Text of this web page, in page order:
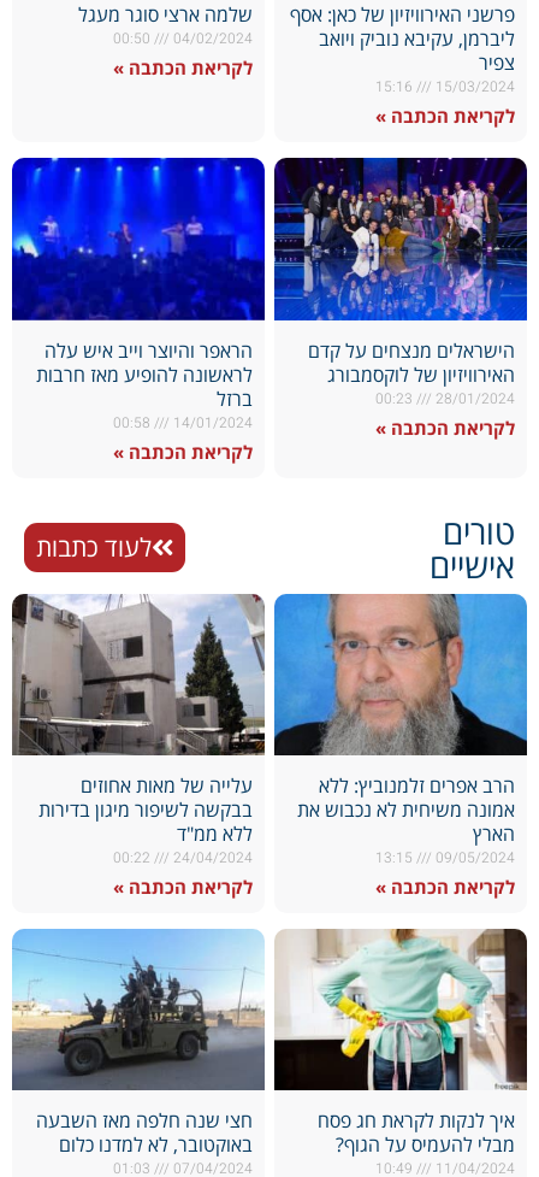
פרשני האירוויזיון של כאן: אסף
ליברמן, עקיבא נוביק ויואב
צפיר
15/03/2024
לקריאת הכתבה »
שלמה ארצי סוגר מעגל
04/02/2024
לקריאת הכתבה »
הישראלים מנצחים על קדם
האירוויזיון של לוקסמבורג
28/01/2024
לקריאת הכתבה »
הראפר והיוצר וייב איש עלה
לראשונה להופיע מאז חרבות
ברזל
14/01/2024
לקריאת הכתבה »
טורים
אישיים לעוד כתבות
הרב אפרים זלמנוביץ: ללא
אמונה משיחית לא נכבוש את
הארץ
09/05/2024
לקריאת הכתבה »
עלייה של מאות אחוזים
בבקשה לשיפור מיגון בדירות
ללא ממ"ד
24/04/2024
לקריאת הכתבה »
איך לנקות לקראת חג פסח
מבלי להעמיס על הגוף?
11/04/2024
חצי שנה חלפה מאז השבעה
באוקטובר, לא למדנו כלום
07/04/2024